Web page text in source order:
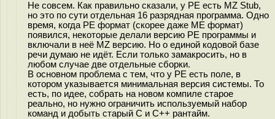
Не совсем. Как правильно сказали, у PE есть MZ Stub,
но это по сути отдельная 16 разрядная программа. Одно
время, когда PE формат (скорее даже ME формат)
появился, некоторые делали версию PE программы и
включали в неё MZ версию. Но о единой кодовой базе
речи думаю не идёт. Если только замакросить, но в
любом случае две отдельные сборки.
В основном проблема с тем, что у PE есть поле, в
котором указывается минимальная версия системы. То
есть, по идее, собрать на новом компиле старое
реально, но нужно ограничить используемый набор
команд и добыть старый C и C++ рантайм.